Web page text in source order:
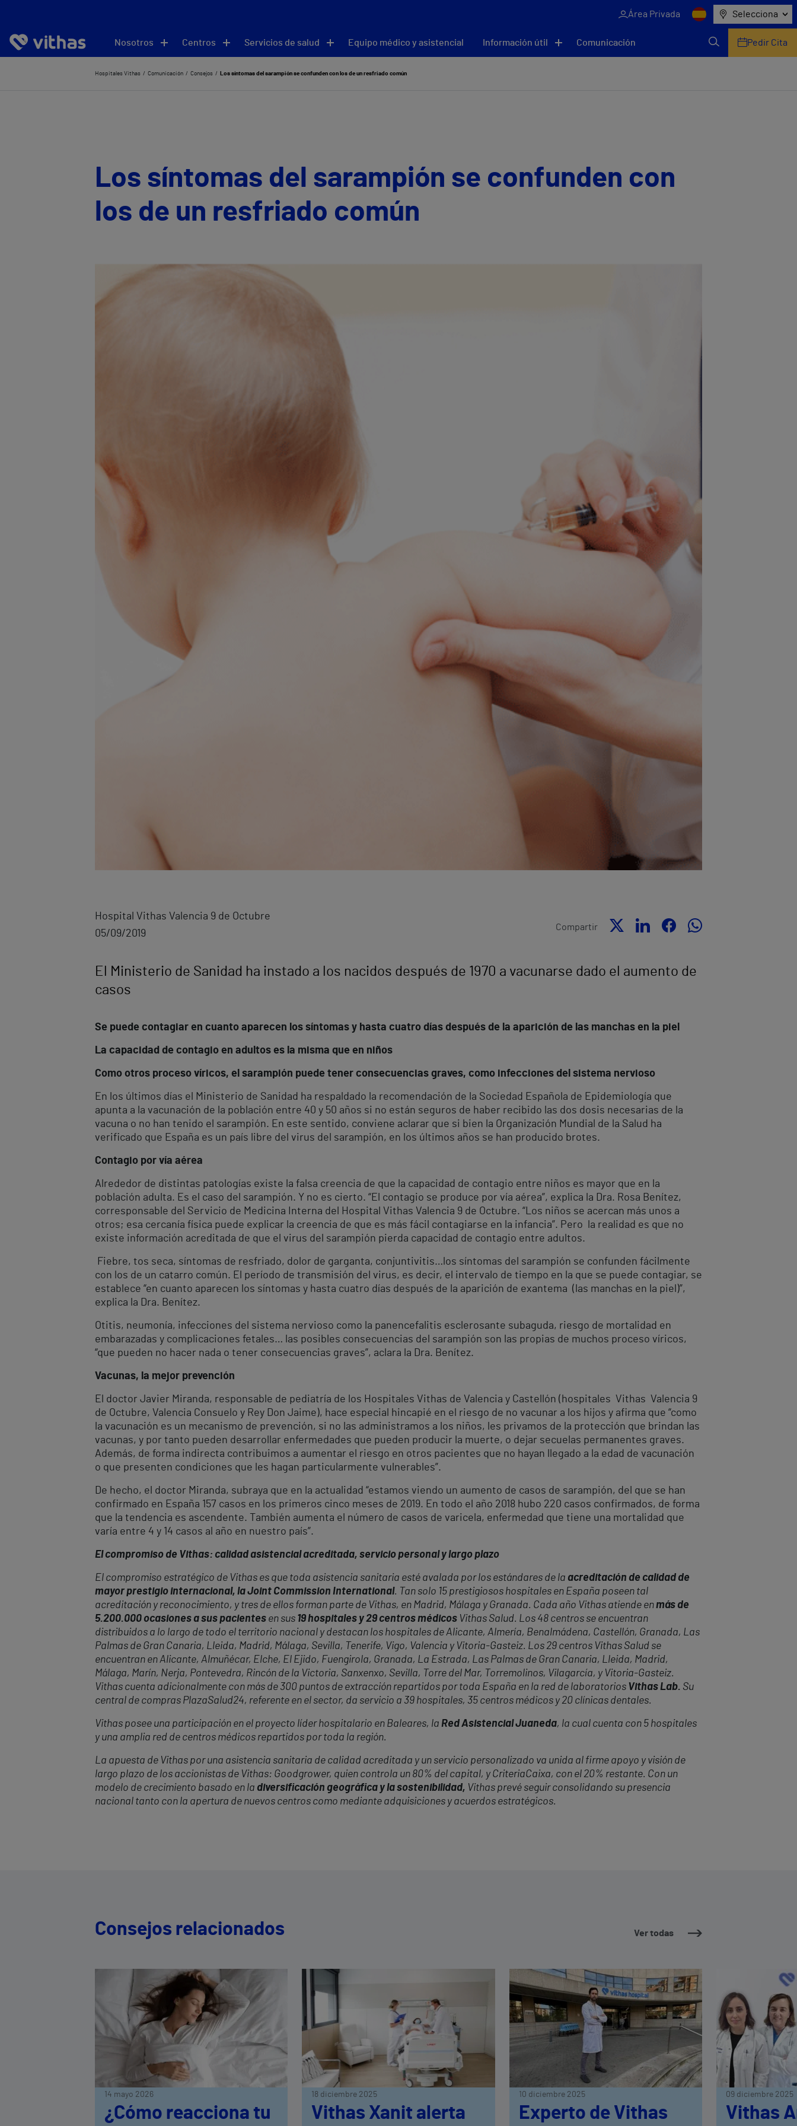
Área Privada Selecciona
Nosotros Centros Servicios de salud Equipo médico y asistencial Información útil Comunicación Pedir Cita
Hospitales Vithas Comunicación Consejos Los síntomas del sarampión se confunden con los de un resfriado común
Los síntomas del sarampión se confunden con
los de un resfriado común
Hospital Vithas Valencia 9 de Octubre
05/09/2019
Compartir
El Ministerio de Sanidad ha instado a los nacidos después de 1970 a vacunarse dado el aumento de
casos
Se puede contagiar en cuanto aparecen los síntomas y hasta cuatro días después de la aparición de las manchas en la piel
La capacidad de contagio en adultos es la misma que en niños
Como otros proceso víricos, el sarampión puede tener consecuencias graves, como infecciones del sistema nervioso
En los últimos días el Ministerio de Sanidad ha respaldado la recomendación de la Sociedad Española de Epidemiología que
apunta a la vacunación de la población entre 40 y 50 años si no están seguros de haber recibido las dos dosis necesarias de la
vacuna o no han tenido el sarampión. En este sentido, conviene aclarar que si bien la Organización Mundial de la Salud ha
verificado que España es un país libre del virus del sarampión, en los últimos años se han producido brotes.
Contagio por vía aérea
Alrededor de distintas patologías existe la falsa creencia de que la capacidad de contagio entre niños es mayor que en la
población adulta. Es el caso del sarampión. Y no es cierto. “El contagio se produce por vía aérea”, explica la Dra. Rosa Benítez,
corresponsable del Servicio de Medicina Interna del Hospital Vithas Valencia 9 de Octubre. “Los niños se acercan más unos a
otros; esa cercanía física puede explicar la creencia de que es más fácil contagiarse en la infancia”. Pero la realidad es que no
existe información acreditada de que el virus del sarampión pierda capacidad de contagio entre adultos.
Fiebre, tos seca, síntomas de resfriado, dolor de garganta, conjuntivitis…los síntomas del sarampión se confunden fácilmente
con los de un catarro común. El período de transmisión del virus, es decir, el intervalo de tiempo en la que se puede contagiar, se
establece “en cuanto aparecen los síntomas y hasta cuatro días después de la aparición de exantema (las manchas en la piel)”,
explica la Dra. Benítez.
Otitis, neumonía, infecciones del sistema nervioso como la panencefalitis esclerosante subaguda, riesgo de mortalidad en
embarazadas y complicaciones fetales… las posibles consecuencias del sarampión son las propias de muchos proceso víricos,
“que pueden no hacer nada o tener consecuencias graves”, aclara la Dra. Benítez.
Vacunas, la mejor prevención
El doctor Javier Miranda, responsable de pediatría de los Hospitales Vithas de Valencia y Castellón (hospitales Vithas Valencia 9
de Octubre, Valencia Consuelo y Rey Don Jaime), hace especial hincapié en el riesgo de no vacunar a los hijos y afirma que “como
la vacunación es un mecanismo de prevención, si no las administramos a los niños, les privamos de la protección que brindan las
vacunas, y por tanto pueden desarrollar enfermedades que pueden producir la muerte, o dejar secuelas permanentes graves.
Además, de forma indirecta contribuimos a aumentar el riesgo en otros pacientes que no hayan llegado a la edad de vacunación
o que presenten condiciones que les hagan particularmente vulnerables”.
De hecho, el doctor Miranda, subraya que en la actualidad “estamos viendo un aumento de casos de sarampión, del que se han
confirmado en España 157 casos en los primeros cinco meses de 2019. En todo el año 2018 hubo 220 casos confirmados, de forma
que la tendencia es ascendente. También aumenta el número de casos de varicela, enfermedad que tiene una mortalidad que
varía entre 4 y 14 casos al año en nuestro país”.
El compromiso de Vithas: calidad asistencial acreditada, servicio personal y largo plazo
El compromiso estratégico de Vithas es que toda asistencia sanitaria esté avalada por los estándares de la acreditación de calidad de
mayor prestigio internacional, la Joint Commission International. Tan solo 15 prestigiosos hospitales en España poseen tal
acreditación y reconocimiento, y tres de ellos forman parte de Vithas, en Madrid, Málaga y Granada. Cada año Vithas atiende enmás de
5.200.000 ocasiones a sus pacientes en sus 19 hospitales y 29 centros médicos Vithas Salud. Los 48 centros se encuentran
distribuidos a lo largo de todo el territorio nacional y destacan los hospitales de Alicante, Almería, Benalmádena, Castellón, Granada, Las
Palmas de Gran Canaria, Lleida, Madrid, Málaga, Sevilla, Tenerife, Vigo, Valencia y Vitoria-Gasteiz. Los 29 centros Vithas Salud se
encuentran en Alicante, Almuñécar, Elche, El Ejido, Fuengirola, Granada, La Estrada, Las Palmas de Gran Canaria, Lleida, Madrid,
Málaga, Marín, Nerja, Pontevedra, Rincón de la Victoria, Sanxenxo, Sevilla, Torre del Mar, Torremolinos, Vilagarcía, y Vitoria-Gasteiz.
Vithas cuenta adicionalmente con más de 300 puntos de extracción repartidos por toda España en la red de laboratorios Vithas Lab. Su
central de compras PlazaSalud24, referente en el sector, da servicio a 39 hospitales, 35 centros médicos y 20 clínicas dentales.
Vithas posee una participación en el proyecto líder hospitalario en Baleares, la Red Asistencial Juaneda, la cual cuenta con 5 hospitales
y una amplia red de centros médicos repartidos por toda la región.
La apuesta de Vithas por una asistencia sanitaria de calidad acreditada y un servicio personalizado va unida al firme apoyo y visión de
largo plazo de los accionistas de Vithas: Goodgrower, quien controla un 80% del capital, y CriteriaCaixa, con el 20% restante. Con un
modelo de crecimiento basado en la diversificación geográfica y la sostenibilidad, Vithas prevé seguir consolidando su presencia
nacional tanto con la apertura de nuevos centros como mediante adquisiciones y acuerdos estratégicos.
Consejos relacionados Ver todas
14 mayo 2026
¿Cómo reacciona tu
18 diciembre 2025
Vithas Xanit alerta
10 diciembre 2025
Experto de Vithas
09 diciembre 2025
Vithas